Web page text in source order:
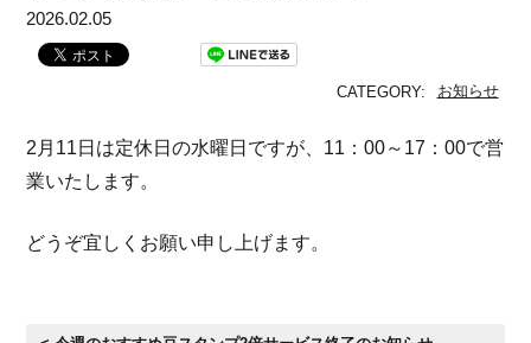
2026.02.05
CATEGORY: お知らせ
2月11日は定休日の水曜日ですが、11：00～17：00で営
業いたします。
どうぞ宜しくお願い申し上げます。